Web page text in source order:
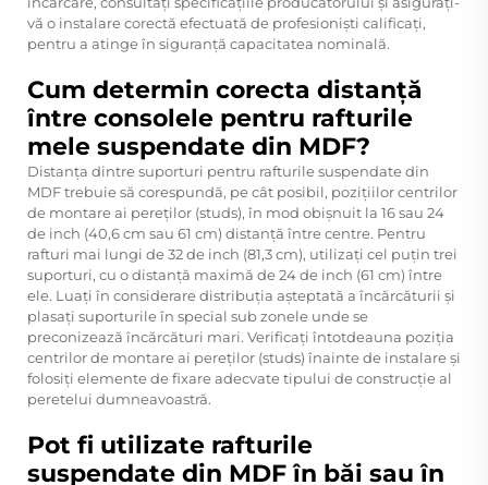
vă o instalare corectă efectuată de profesioniști calificați,
pentru a atinge în siguranță capacitatea nominală.
Cum determin corecta distanță
între consolele pentru rafturile
mele suspendate din MDF?
Distanța dintre suporturi pentru rafturile suspendate din
MDF trebuie să corespundă, pe cât posibil, pozițiilor centrilor
de montare ai pereților (studs), în mod obișnuit la 16 sau 24
de inch (40,6 cm sau 61 cm) distanță între centre. Pentru
rafturi mai lungi de 32 de inch (81,3 cm), utilizați cel puțin trei
suporturi, cu o distanță maximă de 24 de inch (61 cm) între
ele. Luați în considerare distribuția așteptată a încărcăturii și
plasați suporturile în special sub zonele unde se
preconizează încărcături mari. Verificați întotdeauna poziția
centrilor de montare ai pereților (studs) înainte de instalare și
folosiți elemente de fixare adecvate tipului de construcție al
peretelui dumneavoastră.
Pot fi utilizate rafturile
suspendate din MDF în băi sau în